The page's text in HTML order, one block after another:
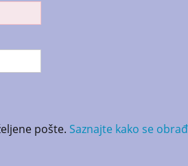
pošte. Saznajte kako se